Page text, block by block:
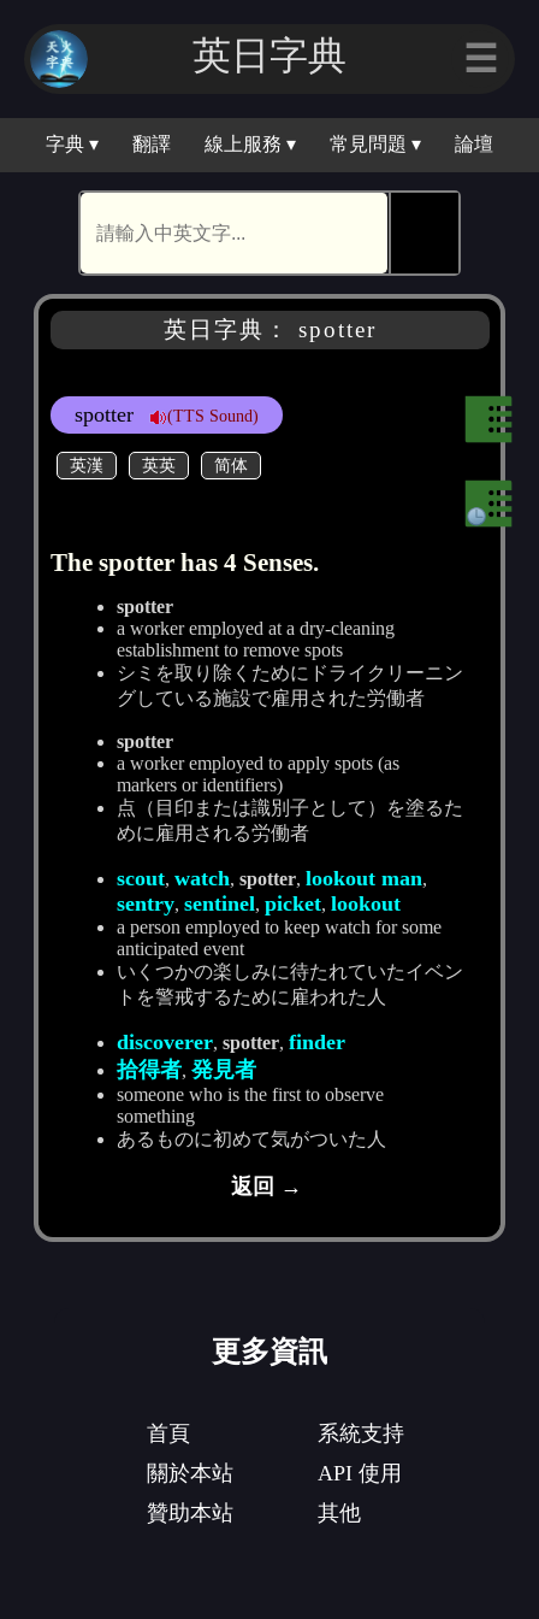
英日字典 ☰
字典 ▾ 翻譯 線上服務 ▾ 常見問題 ▾ 論壇
英日字典： spotter
spotter (TTS Sound)
英漢 英英 简体
The spotter has 4 Senses.
spotter
a worker employed at a dry-cleaning
establishment to remove spots
シミを取り除くためにドライクリーニン
グしている施設で雇用された労働者
spotter
a worker employed to apply spots (as
markers or identifiers)
点（目印または識別子として）を塗るた
めに雇用される労働者
scout,watch,spotter,lookout man,
sentry,sentinel,picket,lookout
a person employed to keep watch for some
anticipated event
いくつかの楽しみに待たれていたイベン
トを警戒するために雇われた人
discoverer,spotter,finder
拾得者,発見者
someone who is the first to observe
something
あるものに初めて気がついた人
返回 →
更多資訊
首頁
關於本站
贊助本站
系統支持
API 使用
其他